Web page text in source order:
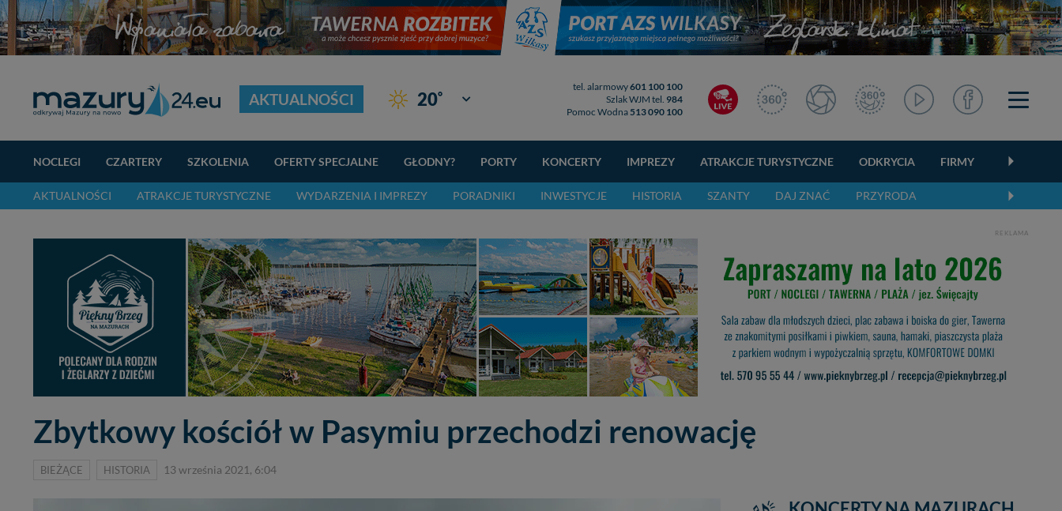
AKTUALNOŚCI 20° Giżycko
tel. alarmowy601 100 100
Szlak WJM tel. 984
Pomoc Wodna 513 090 100
NOCLEGI CZARTERY SZKOLENIA OFERTY SPECJALNE GŁODNY? PORTY KONCERTY IMPREZY ATRAKCJE TURYSTYCZNE ODKRYCIA FIRMY
AKTUALNOŚCI ATRAKCJE TURYSTYCZNE WYDARZENIA I IMPREZY PORADNIKI INWESTYCJE HISTORIA SZANTY DAJ ZNAĆ PRZYRODA
REKLAMA
Zbytkowy kościół w Pasymiu przechodzi renowację
BIEŻĄCE HISTORIA 13 września 2021, 6:04